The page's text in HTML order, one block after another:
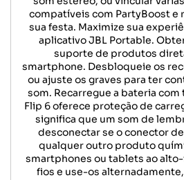
compatíveis com PartyBoost e
sua festa. Maximize sua
aplicativo JBL Portable.
suporte de produtos
smartphone. Desbloqueie os
ou ajuste os graves para ter
som. Recarregue a bateria
Flip 6 oferece proteção de
significa que um som de
desconectar se o conector
qualquer outro produto
smartphones ou tablets ao
fios e use-os